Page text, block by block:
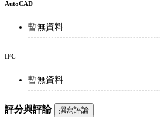
AutoCAD
暫無資料
IFC
暫無資料
評分與評論 撰寫評論